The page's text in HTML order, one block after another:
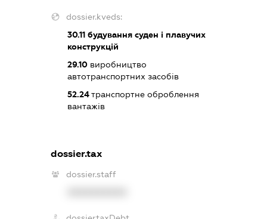
dossier.kveds:
30.11будування суден і плавучих
конструкцій
29.10виробництво
автотранспортних засобів
52.24транспортне оброблення
вантажів
dossier.tax
dossier.staff